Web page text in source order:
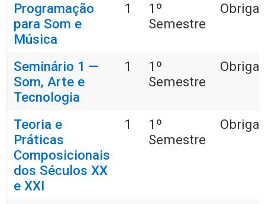
Programação
para Som e
Música
1
1º
Semestre
Seminário 1 —
Som, Arte e
Tecnologia
1
1º
Semestre
Teoria e
Práticas
Composicionais
dos Séculos XX
e XXI
1
1º
Semestre